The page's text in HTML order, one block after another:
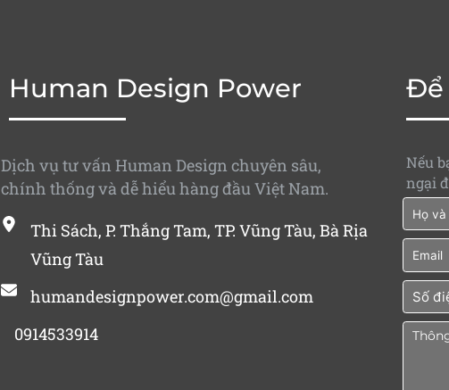
Human Design Power
Dịch vụ tư vấn Human Design chuyên sâu,
chính thống và dễ hiểu hàng đầu Việt Nam.
Thi Sách, P. Thắng Tam, TP. Vũng Tàu, Bà Rịa
Vũng Tàu
humandesignpower.com@gmail.com
0914533914
Để
Nếu
ngại